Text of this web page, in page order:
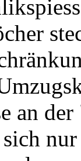
an
sich